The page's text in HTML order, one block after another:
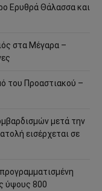
Ερυθρά Θάλασσα και
στα Μέγαρα –
του Προαστιακού –
μετά την
εισέρχεται σε
ύψους 800